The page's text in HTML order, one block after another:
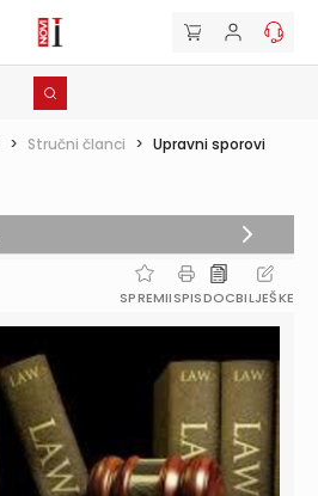
> Stručni članci > Upravni sporovi
SPREMIISPISDOCBILJEŠKE